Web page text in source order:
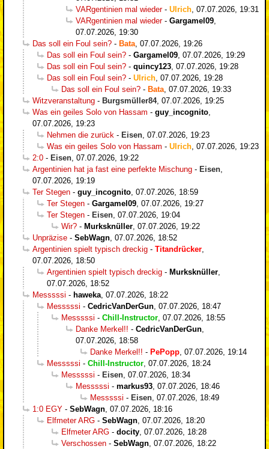
VARgentinien mal wieder- Ulrich, 07.07.2026, 19:31
VARgentinien mal wieder- Gargamel09,
07.07.2026, 19:30
Das soll ein Foul sein? - Bata, 07.07.2026, 19:26
Das soll ein Foul sein? - Gargamel09, 07.07.2026, 19:29
Das soll ein Foul sein? - quincy123, 07.07.2026, 19:28
Das soll ein Foul sein? - Ulrich, 07.07.2026, 19:28
Das soll ein Foul sein? - Bata, 07.07.2026, 19:33
Witzveranstaltung - Burgsmüller84, 07.07.2026, 19:25
Was ein geiles Solo von Hassam - guy_incognito,
07.07.2026, 19:23
Nehmen die zurück - Eisen, 07.07.2026, 19:23
Was ein geiles Solo von Hassam - Ulrich, 07.07.2026, 19:23
2:0 - Eisen, 07.07.2026, 19:22
Argentinien hat ja fast eine perfekte Mischung - Eisen,
07.07.2026, 19:19
Ter Stegen - guy_incognito, 07.07.2026, 18:59
Ter Stegen - Gargamel09, 07.07.2026, 19:27
Ter Stegen - Eisen, 07.07.2026, 19:04
Wir? - Murksknüller, 07.07.2026, 19:22
Unpräzise - SebWagn, 07.07.2026, 18:52
Argentinien spielt typisch dreckig - Titandrücker,
07.07.2026, 18:50
Argentinien spielt typisch dreckig - Murksknüller,
07.07.2026, 18:52
Messsssi - haweka, 07.07.2026, 18:22
Messsssi - CedricVanDerGun, 07.07.2026, 18:47
Messsssi - Chill-Instructor, 07.07.2026, 18:55
Danke Merkel!! - CedricVanDerGun,
07.07.2026, 18:58
Danke Merkel!! - PePopp, 07.07.2026, 19:14
Messsssi - Chill-Instructor, 07.07.2026, 18:24
Messsssi - Eisen, 07.07.2026, 18:34
Messsssi - markus93, 07.07.2026, 18:46
Messsssi - Eisen, 07.07.2026, 18:49
1:0 EGY - SebWagn, 07.07.2026, 18:16
Elfmeter ARG - SebWagn, 07.07.2026, 18:20
Elfmeter ARG - docity, 07.07.2026, 18:28
Verschossen - SebWagn, 07.07.2026, 18:22